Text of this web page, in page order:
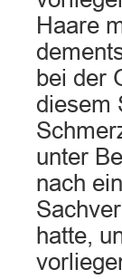
Haare
bei der
diesem
unter
nach
hatte,